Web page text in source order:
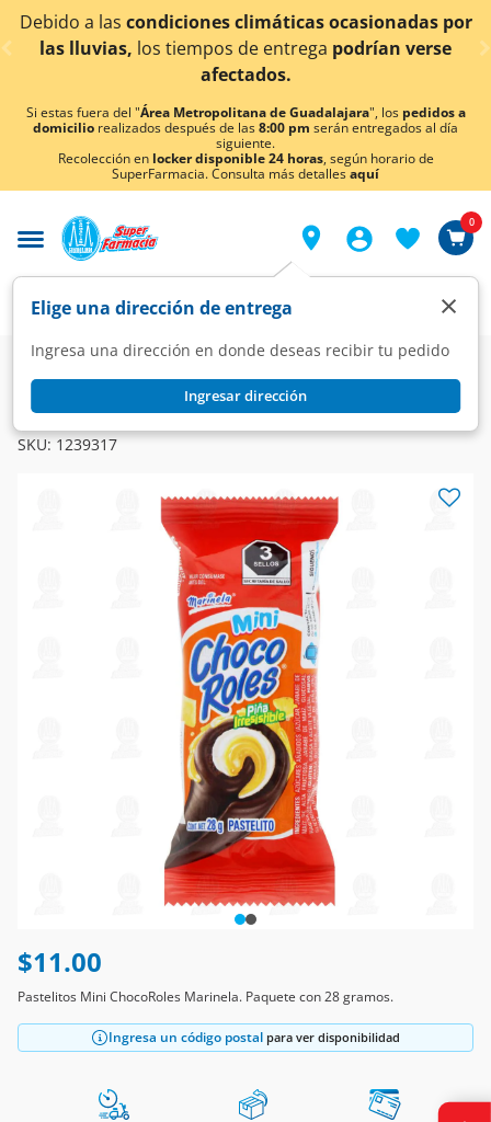
< div class="carousel-inner">
climáticas ocasionadas por
de entregapodrían verse
¡Ahora también
Si estas fuera del "Área Metropolitana de Guadalajara", los pedidos a
domicilio realizados después de las8:00 pm serán entregados al día
siguiente.
Recolección en locker disponible 24 horas, según horario de
SuperFarmacia. Consulta más detallesaquí
Elige una dirección de entrega
Ingresa una dirección en donde deseas recibir tu pedido
Ingresar dirección
×
0
Super Alimentos Panadería Galletas y Pastelitos
Mini ChocoRoles Marinela, 28 gr.
SKU: 1239317
$11.00
Pastelitos Mini ChocoRoles Marinela. Paquete con 28 gramos.
Ingresa un código postal para ver disponibilidad